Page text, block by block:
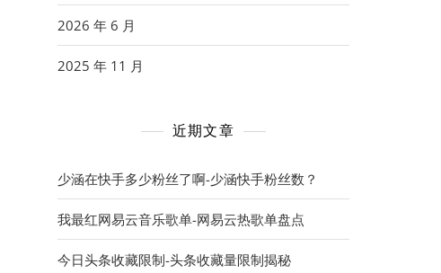
2026 年 6 月
2025 年 11 月
近期文章
少涵在快手多少粉丝了啊-少涵快手粉丝数？
我最红网易云音乐歌单-网易云热歌单盘点
今日头条收藏限制-头条收藏量限制揭秘